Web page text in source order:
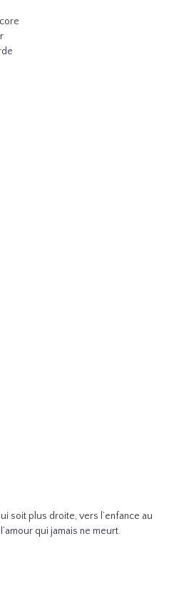
soit plus droite, vers l’enfance au
qui jamais ne meurt.